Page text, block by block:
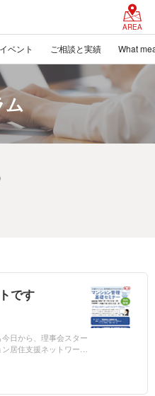
AREA
ベント ご相談と実績 What
ム
です
日から、理事会スター
居住支援ネットワーク